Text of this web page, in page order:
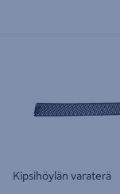
Kipsihöylän varaterä